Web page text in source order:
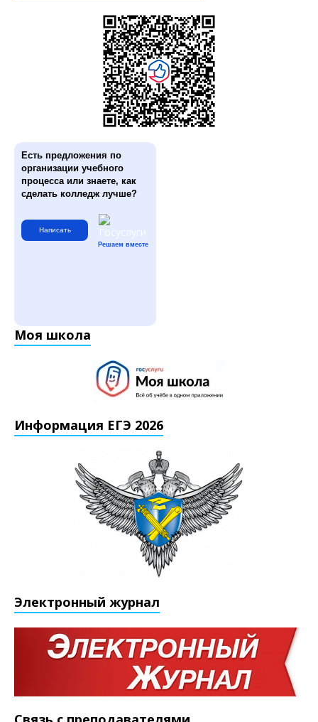
Есть предложения по
организации учебного
процесса или знаете, как
сделать колледж лучше?
Написать
Решаем вместе
Моя школа
Информация ЕГЭ 2026
Электронный журнал